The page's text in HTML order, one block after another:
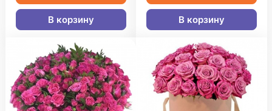
В корзину В корзину